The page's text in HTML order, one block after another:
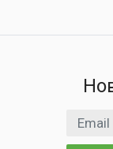
Email